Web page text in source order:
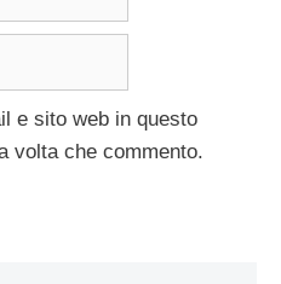
e sito web in questo
volta che commento.